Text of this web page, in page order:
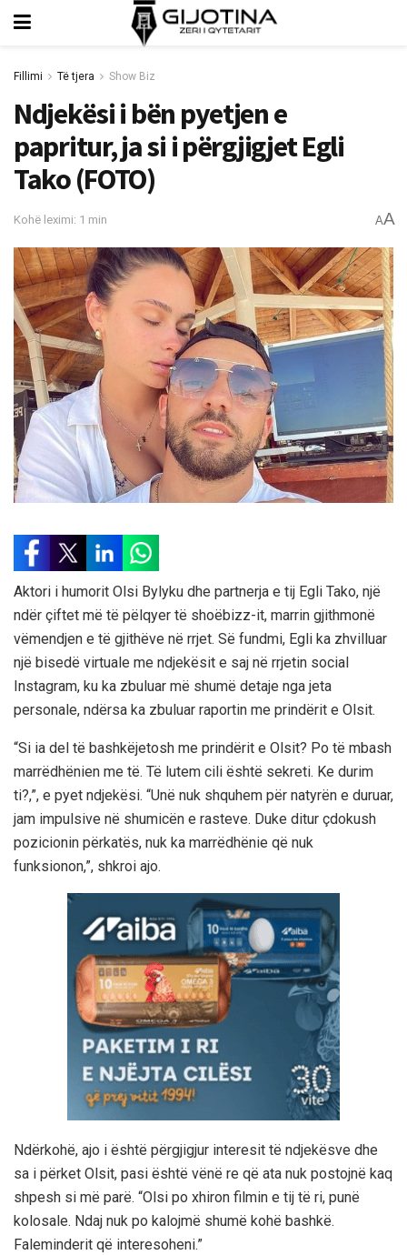
Fillimi Të tjera Show Biz
Ndjekësi i bën pyetjen e
papritur, ja si i përgjigjet Egli
Tako (FOTO)
Kohë leximi: 1 min AA
Aktori i humorit Olsi Bylyku dhe partnerja e tij Egli Tako, një
ndër çiftet më të pëlqyer të shoëbizz-it, marrin gjithmonë
vëmendjen e të gjithëve në rrjet. Së fundmi, Egli ka zhvilluar
një bisedë virtuale me ndjekësit e saj në rrjetin social
Instagram, ku ka zbuluar më shumë detaje nga jeta
personale, ndërsa ka zbuluar raportin me prindërit e Olsit.
“Si ia del të bashkëjetosh me prindërit e Olsit? Po të mbash
marrëdhënien me të. Të lutem cili është sekreti. Ke durim
ti?,”, e pyet ndjekësi. “Unë nuk shquhem për natyrën e duruar,
jam impulsive në shumicën e rasteve. Duke ditur çdokush
pozicionin përkatës, nuk ka marrëdhënie që nuk
funksionon,”, shkroi ajo.
Ndërkohë, ajo i është përgjigjur interesit të ndjekësve dhe
sa i përket Olsit, pasi është vënë re që ata nuk postojnë kaq
shpesh si më parë. “Olsi po xhiron filmin e tij të ri, punë
kolosale. Ndaj nuk po kalojmë shumë kohë bashkë.
Faleminderit që interesoheni.”